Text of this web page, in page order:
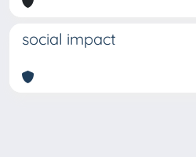
social impact